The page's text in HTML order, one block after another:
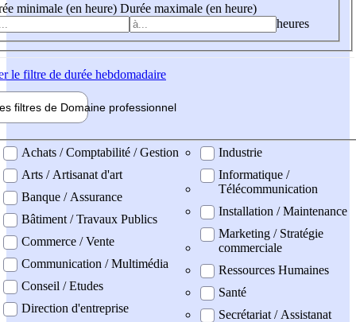
minimale (en heure) Durée maximale (en heure)
heures
le filtre de durée hebdomadaire
filtres de Domaine professionnel
professionel
Achats / Comptabilité / Gestion
Arts / Artisanat d'art
Banque / Assurance
Bâtiment / Travaux Publics
Commerce / Vente
Communication / Multimédia
Conseil / Etudes
Direction d'entreprise
Industrie
Informatique /
Télécommunication
Installation / Maintenance
Marketing / Stratégie
commerciale
Ressources Humaines
Santé
Secrétariat / Assistanat